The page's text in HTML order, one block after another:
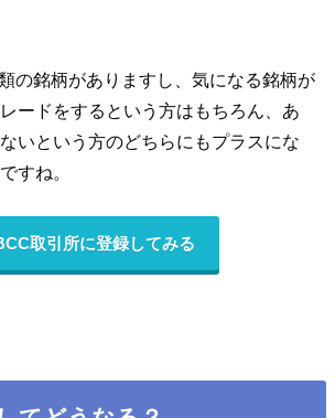
の銘柄がありますし、気になる銘柄が
ードをするという方はもちろん、あ
いという方のどちらにもプラスにな
すね。
取引所に登録してみる